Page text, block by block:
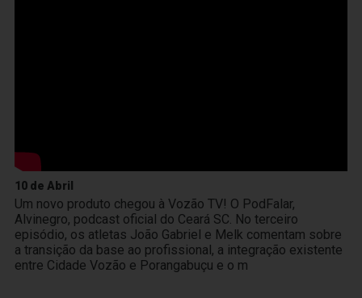
10 de Abril
Um novo produto chegou à Vozão TV! O PodFalar,
Alvinegro, podcast oficial do Ceará SC. No terceiro
episódio, os atletas João Gabriel e Melk comentam sobre
a transição da base ao profissional, a integração existente
entre Cidade Vozão e Porangabuçu e o m